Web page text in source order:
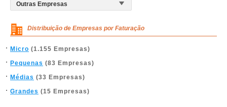
Distribuição de Empresas por Faturação
Micro (1.155 Empresas)
Pequenas (83 Empresas)
Médias (33 Empresas)
Grandes (15 Empresas)